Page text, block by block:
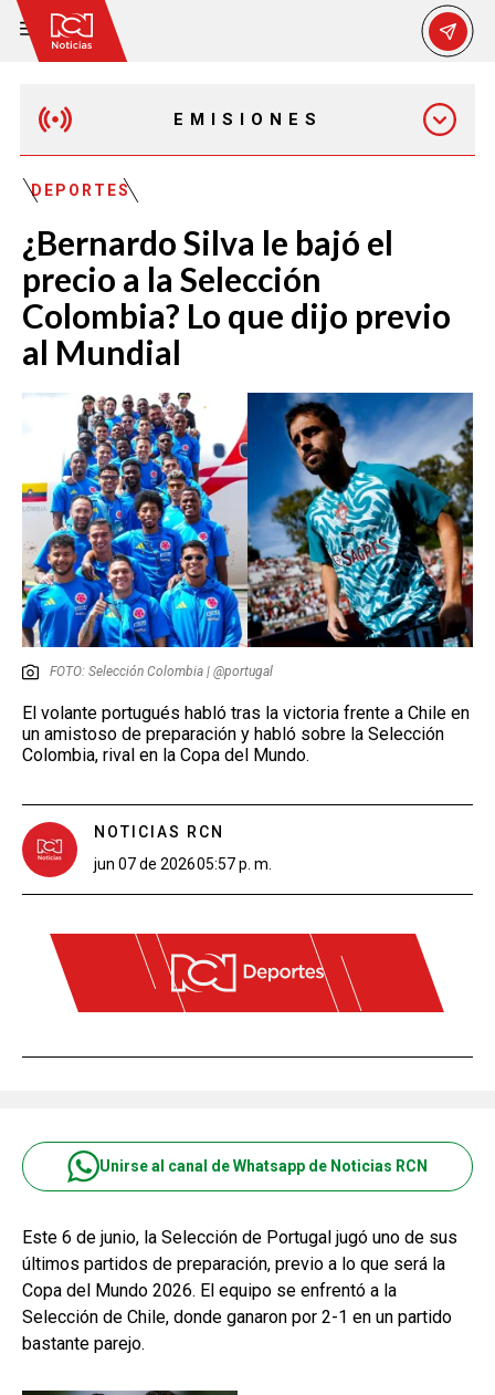
EMISIONES
EMISIÓN 12:30 PM
EMISIÓN 7:00 PM
EMISIÓN 11:30 PM
DEPORTES
¿Bernardo Silva le bajó el
precio a la Selección
Colombia? Lo que dijo previo
al Mundial
FOTO: Selección Colombia | @portugal
El volante portugués habló tras la victoria frente a Chile en
un amistoso de preparación y habló sobre la Selección
Colombia, rival en la Copa del Mundo.
NOTICIAS RCN
jun 07 de 202605:57 p. m.
Unirse al canal de Whatsapp de Noticias RCN
Este 6 de junio, la Selección de Portugal jugó uno de sus
últimos partidos de preparación, previo a lo que será la
Copa del Mundo 2026. El equipo se enfrentó a la
Selección de Chile, donde ganaron por 2-1 en un partido
bastante parejo.